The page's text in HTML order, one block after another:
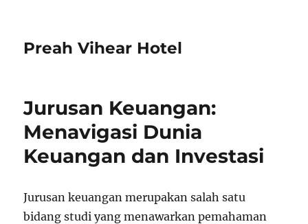
Preah Vihear Hotel
Jurusan Keuangan:
Menavigasi Dunia
Keuangan dan Investasi
Jurusan keuangan merupakan salah satu
bidang studi yang menawarkan pemahaman